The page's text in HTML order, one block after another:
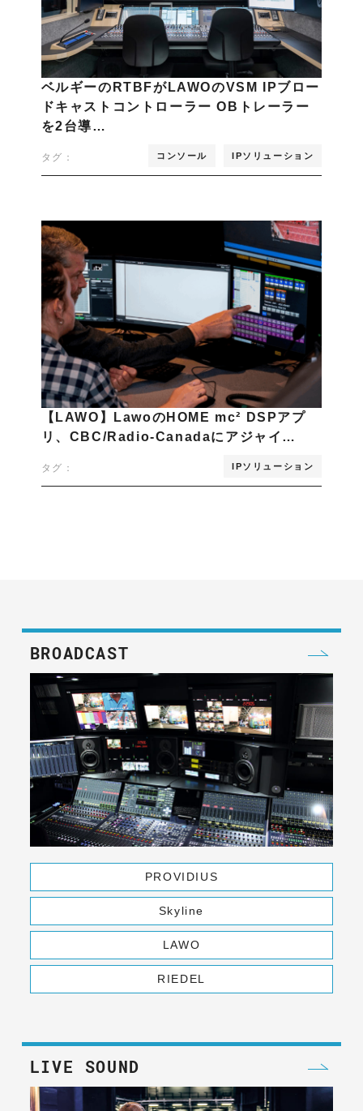
ベルギーのRTBFがLAWOのVSM IPブロー
ドキャストコントローラー OBトレーラー
を2台導…
タグ： コンソール IPソリューション
【LAWO】LawoのHOME mc² DSPアプ
リ、CBC/Radio-Canadaにアジャイ…
タグ： IPソリューション
BROADCAST
PROVIDIUS
Skyline
LAWO
RIEDEL
LIVE SOUND